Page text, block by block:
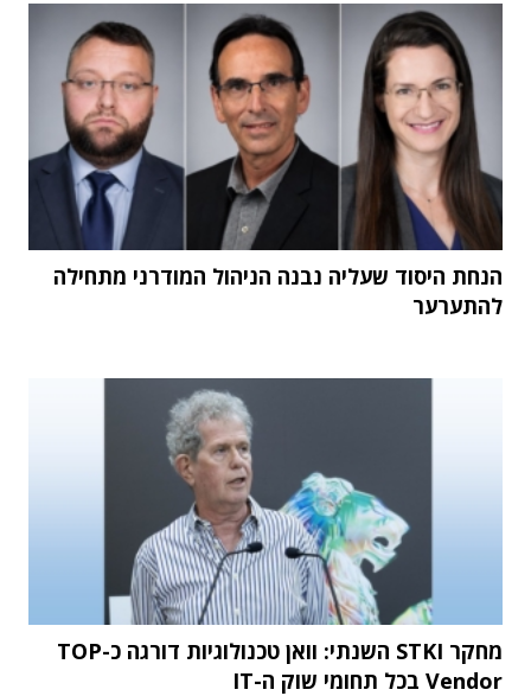
הנחת היסוד שעליה נבנה הניהול המודרני מתחילה
להתערער
מחקר STKI השנתי: וואן טכנולוגיות דורגה כ-TOP
Vendor בכל תחומי שוק ה-IT